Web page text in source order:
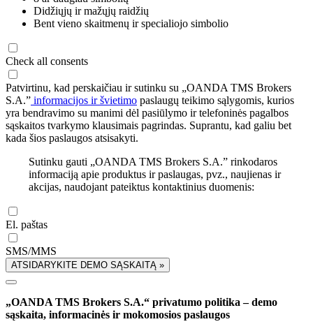
Didžiųjų ir mažųjų raidžių
Bent vieno skaitmenų ir specialiojo simbolio
Check all consents
Patvirtinu, kad perskaičiau ir sutinku su „OANDA TMS Brokers
S.A.” informacijos ir švietimo paslaugų teikimo sąlygomis, kurios
yra bendravimo su manimi dėl pasiūlymo ir telefoninės pagalbos
sąskaitos tvarkymo klausimais pagrindas. Suprantu, kad galiu bet
kada šios paslaugos atsisakyti.
Sutinku gauti „OANDA TMS Brokers S.A.” rinkodaros
informaciją apie produktus ir paslaugas, pvz., naujienas ir
akcijas, naudojant pateiktus kontaktinius duomenis:
El. paštas
SMS/MMS
ATSIDARYKITE DEMO SĄSKAITĄ »
„OANDA TMS Brokers S.A.“ privatumo politika – demo
sąskaita, informacinės ir mokomosios paslaugos